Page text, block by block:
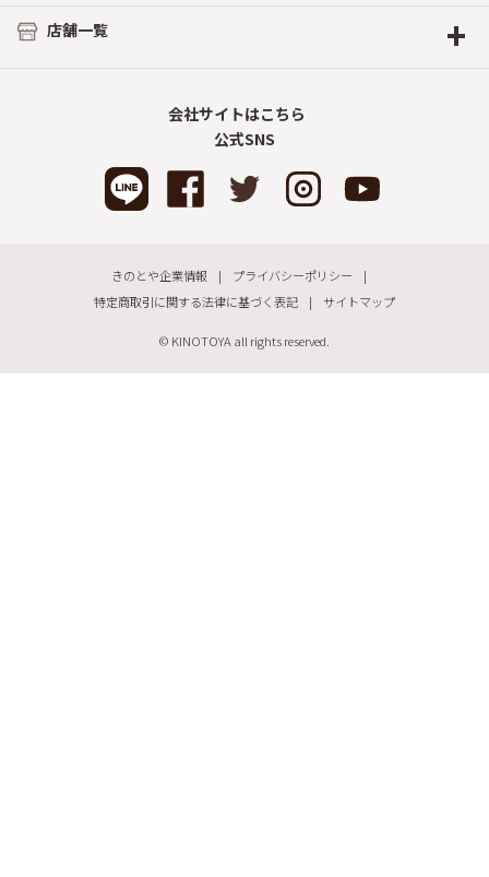
店舗一覧 +
会社サイトはこちら
公式SNS
きのとや企業情報
プライバシーポリシー
特定商取引に関する法律に基づく表記
サイトマップ
© KINOTOYA all rights reserved.